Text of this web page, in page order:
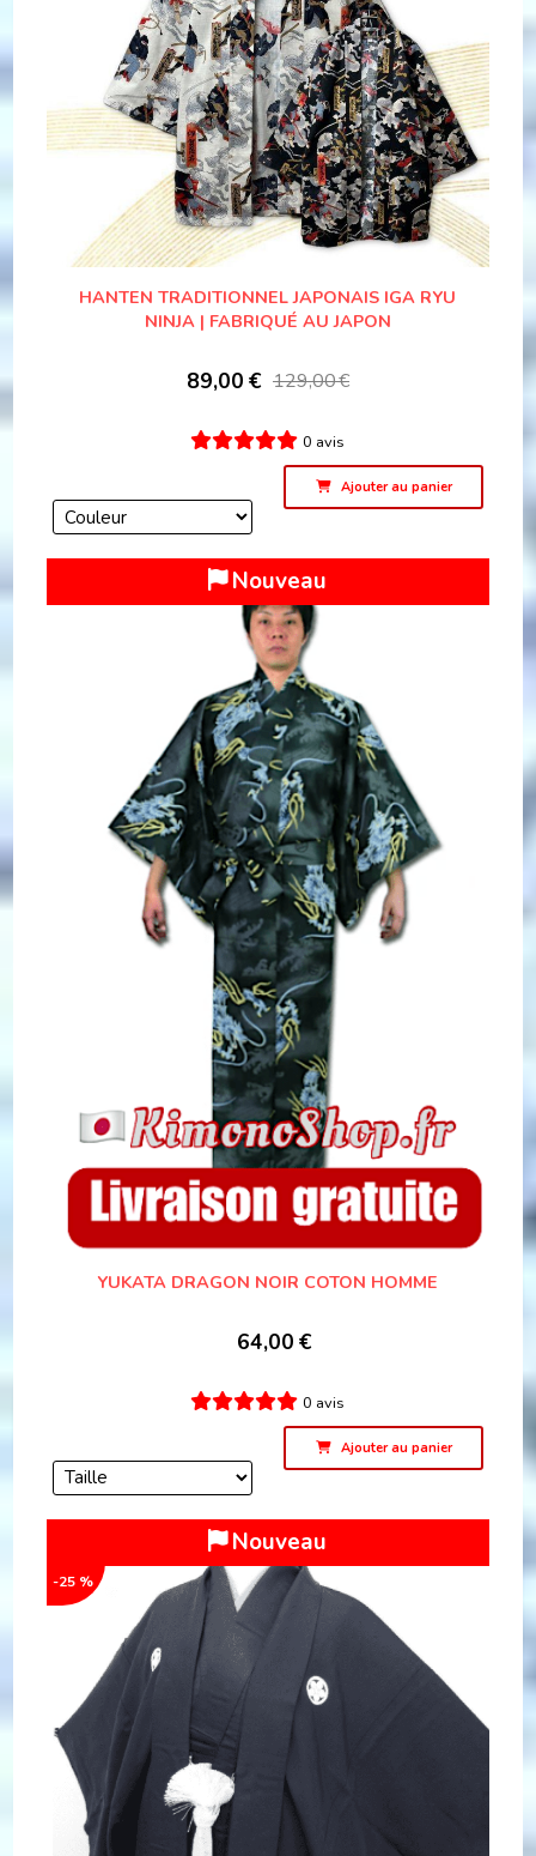
HANTEN TRADITIONNEL JAPONAIS IGA RYU
NINJA | FABRIQUÉ AU JAPON
89,00 € 129,00€
0 avis
Ajouter au panier
Nouveau
YUKATA DRAGON NOIR COTON HOMME
64,00 €
0 avis
Ajouter au panier
Nouveau
-25 %